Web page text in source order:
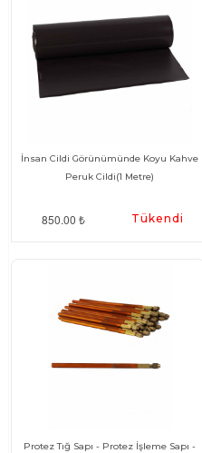
İnsan Cildi Görünümünde Koyu Kahve
Peruk Cildi(1 Metre)
850.00 ₺ Tükendi
Protez Tığ Sapı - Protez İşleme Sapı -